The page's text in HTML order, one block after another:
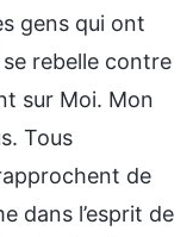
gens qui ont
se rebelle contre
sur Moi. Mon
Tous
de
dans l’esprit de